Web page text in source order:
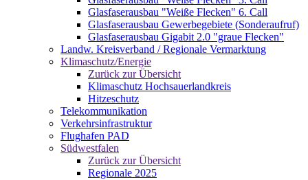
Glasfaserausbau "Weiße Flecken" 6. Call
Glasfaserausbau Gewerbegebiete (Sonderaufruf)
Glasfaserausbau Gigabit 2.0 "graue Flecken"
Landw. Kreisverband / Regionale Vermarktung
Klimaschutz/Energie
Zurück zur Übersicht
Klimaschutz Hochsauerlandkreis
Hitzeschutz
Telekommunikation
Verkehrsinfrastruktur
Flughafen PAD
Südwestfalen
Zurück zur Übersicht
Regionale 2025